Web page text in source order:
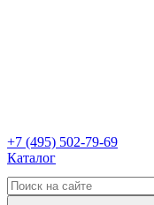
+7 (495) 502-79-69
Каталог